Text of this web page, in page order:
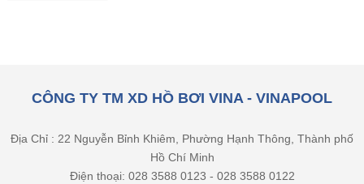
CÔNG TY TM XD HỒ BƠI VINA - VINAPOOL
Địa Chỉ : 22 Nguyễn Bỉnh Khiêm, Phường Hạnh Thông, Thành phố
Hồ Chí Minh
Điện thoại: 028 3588 0123 - 028 3588 0122